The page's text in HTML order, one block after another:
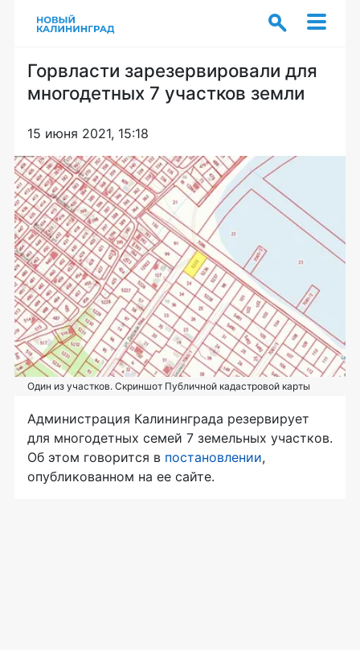
Горвласти зарезервировали для
многодетных 7 участков земли
15 июня 2021, 15:18
Один из участков. Скриншот Публичной кадастровой карты
Администрация Калининграда резервирует
для многодетных семей 7 земельных участков.
Об этом говорится в постановлении,
опубликованном на ее сайте.